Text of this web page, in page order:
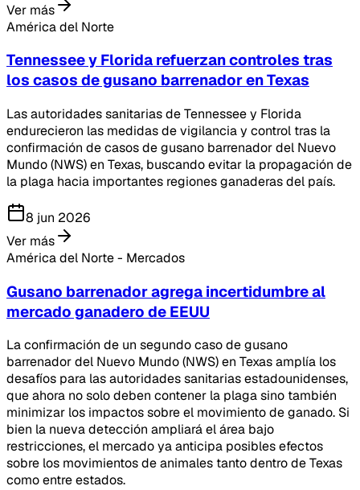
Ver más
América del Norte
Tennessee y Florida refuerzan controles tras
los casos de gusano barrenador en Texas
Las autoridades sanitarias de Tennessee y Florida
endurecieron las medidas de vigilancia y control tras la
confirmación de casos de gusano barrenador del Nuevo
Mundo (NWS) en Texas, buscando evitar la propagación de
la plaga hacia importantes regiones ganaderas del país.
8 jun 2026
Ver más
América del Norte - Mercados
Gusano barrenador agrega incertidumbre al
mercado ganadero de EEUU
La confirmación de un segundo caso de gusano
barrenador del Nuevo Mundo (NWS) en Texas amplía los
desafíos para las autoridades sanitarias estadounidenses,
que ahora no solo deben contener la plaga sino también
minimizar los impactos sobre el movimiento de ganado. Si
bien la nueva detección ampliará el área bajo
restricciones, el mercado ya anticipa posibles efectos
sobre los movimientos de animales tanto dentro de Texas
como entre estados.